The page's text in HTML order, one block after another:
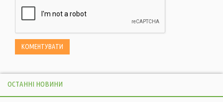
ОСТАННІ НОВИНИ